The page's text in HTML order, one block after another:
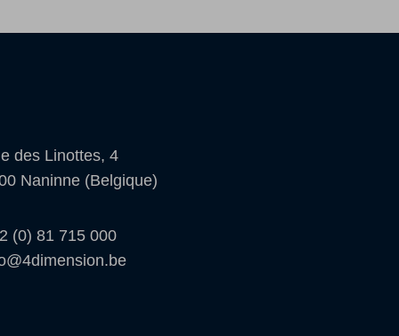
des Linottes, 4
Naninne (Belgique)
(0) 81 715 000